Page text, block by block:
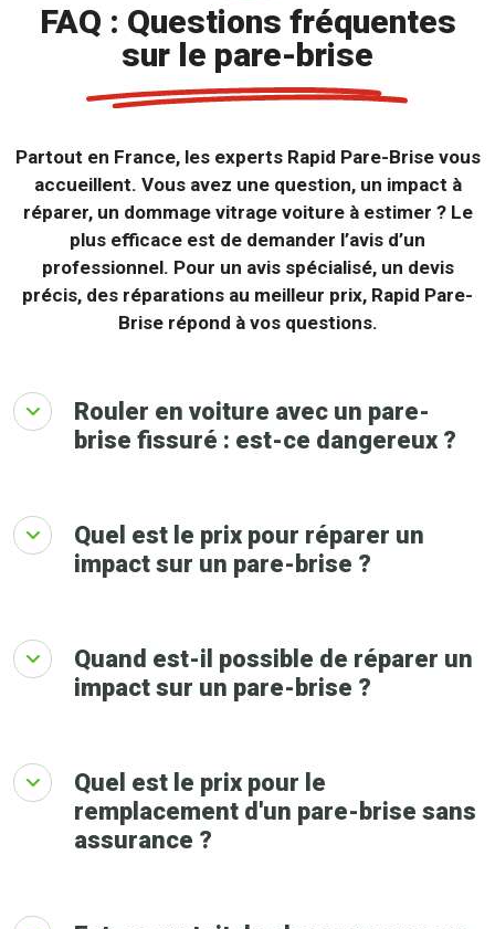
FAQ : Questions fréquentes
sur le pare-brise
Partout en France, les experts Rapid Pare-Brise vous
accueillent. Vous avez une question, un impact à
réparer, un dommage vitrage voiture à estimer ? Le
plus efficace est de demander l’avis d’un
professionnel. Pour un avis spécialisé, un devis
précis, des réparations au meilleur prix, Rapid Pare-
Brise répond à vos questions.
Rouler en voiture avec un pare-
brise fissuré : est-ce dangereux ?
Quel est le prix pour réparer un
impact sur un pare-brise ?
Quand est-il possible de réparer un
impact sur un pare-brise ?
Quel est le prix pour le
remplacement d'un pare-brise sans
assurance ?